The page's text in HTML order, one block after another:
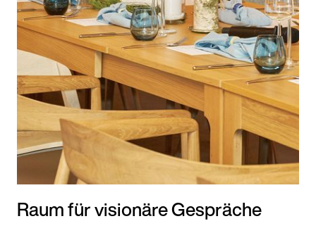
Raum für visionäre Gespräche